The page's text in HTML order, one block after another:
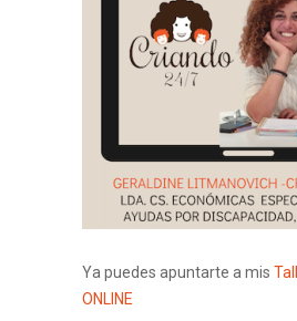
Ya puedes apuntarte a mis
ONLINE